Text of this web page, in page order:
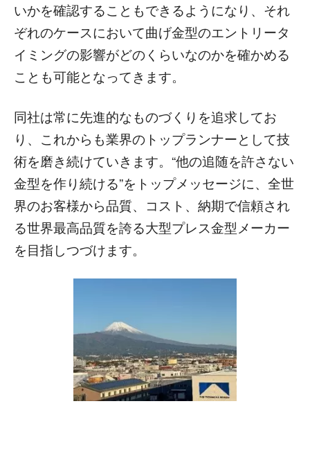
いかを確認することもできるようになり、それ
ぞれのケースにおいて曲げ金型のエントリータ
イミングの影響がどのくらいなのかを確かめる
ことも可能となってきます。
同社は常に先進的なものづくりを追求してお
り、これからも業界のトップランナーとして技
術を磨き続けていきます。“他の追随を許さない
金型を作り続ける”をトップメッセージに、全世
界のお客様から品質、コスト、納期で信頼され
る世界最高品質を誇る大型プレス金型メーカー
を目指しつづけます。